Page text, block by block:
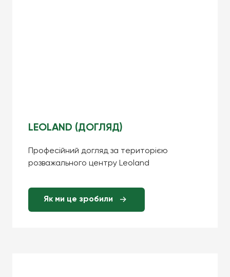
LEOLAND (ДОГЛЯД)
Професійний догляд за територією
розважального центру Leoland
Як ми це зробили